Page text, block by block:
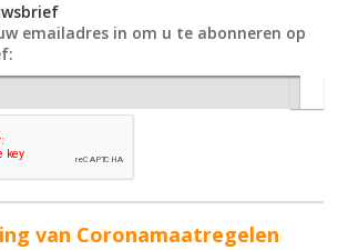
emailadres in om u te abonneren op
van Coronamaatregelen